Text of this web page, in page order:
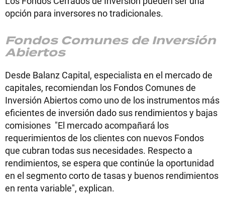
opción para inversores no tradicionales.
Fondos Comunes de Inversión
Abiertos
Desde Balanz Capital, especialista en el mercado de
capitales, recomiendan los Fondos Comunes de
Inversión Abiertos como uno de los instrumentos más
eficientes de inversión dado sus rendimientos y bajas
comisiones "El mercado acompañará los
requerimientos de los clientes con nuevos Fondos
que cubran todas sus necesidades. Respecto a
rendimientos, se espera que continúe la oportunidad
en el segmento corto de tasas y buenos rendimientos
en renta variable", explican.